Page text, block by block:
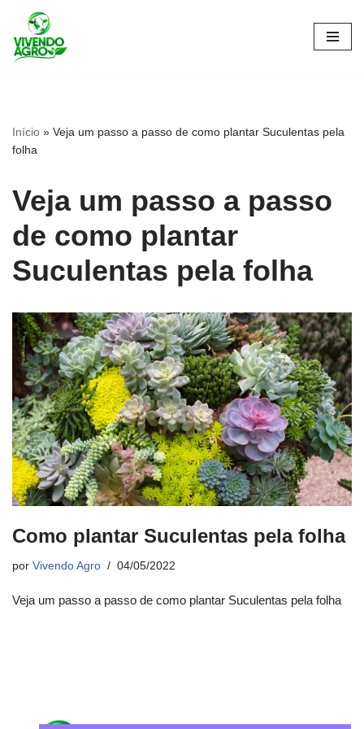
Pular
para
Início » Veja um passo a passo de como plantar Suculentas pela
folha
Veja um passo a passo
de como plantar
Suculentas pela folha
Como plantar Suculentas pela folha
por Vivendo Agro 04/05/2022
Veja um passo a passo de como plantar Suculentas pela folha